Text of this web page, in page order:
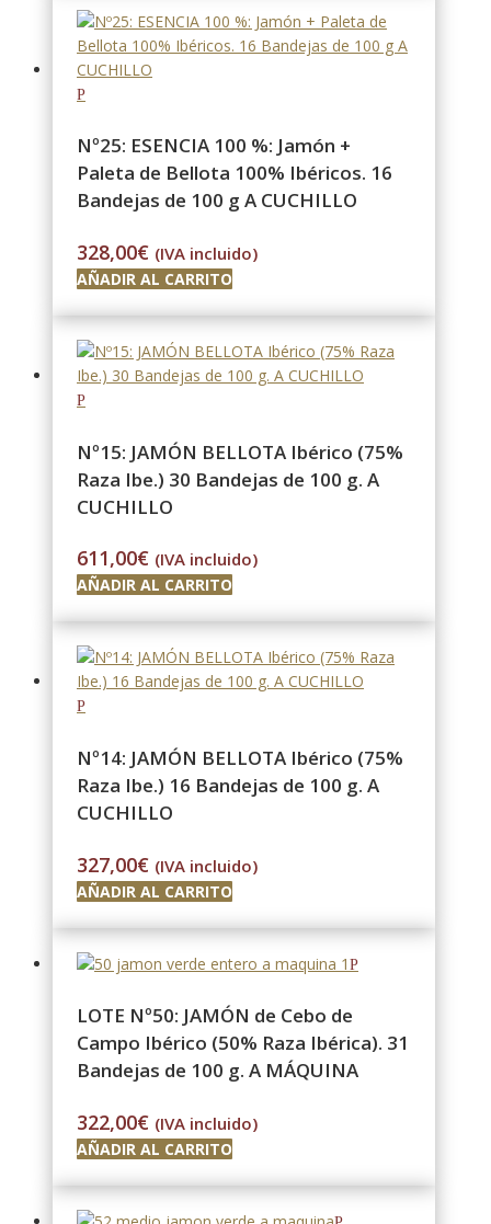
Nº25: ESENCIA 100 %: Jamón +
Paleta de Bellota 100% Ibéricos. 16
Bandejas de 100 g A CUCHILLO
328,00€ (IVA incluido)
AÑADIR AL CARRITO
Nº15: JAMÓN BELLOTA Ibérico (75%
Raza Ibe.) 30 Bandejas de 100 g. A
CUCHILLO
611,00€ (IVA incluido)
AÑADIR AL CARRITO
Nº14: JAMÓN BELLOTA Ibérico (75%
Raza Ibe.) 16 Bandejas de 100 g. A
CUCHILLO
327,00€ (IVA incluido)
AÑADIR AL CARRITO
LOTE Nº50: JAMÓN de Cebo de
Campo Ibérico (50% Raza Ibérica). 31
Bandejas de 100 g. A MÁQUINA
322,00€ (IVA incluido)
AÑADIR AL CARRITO